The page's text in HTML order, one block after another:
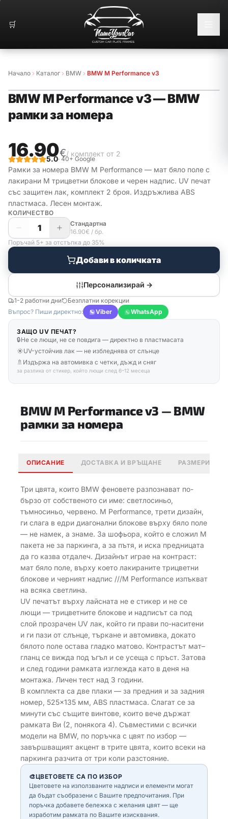
🛒
Начало Каталог BMW BMW M Performance v3
BMW M Performance v3—BMW
рамки за номера
16.90€/ комплект от 2
5.0· 40+ Google
Рамки за номера BMW M Performance — мат бяло поле с
лакирани М трицветни блокове и черен надпис. UV печат
със защитен лак, комплект 2 броя. Издръжлива ABS
пластмаса. Лесен монтаж.
КОЛИЧЕСТВО
1
Стандартна
16.90€ / бр.
Поръчай 5+ за отстъпка до 35%
Добави в количката
Персонализирай →
1-2 работни дни
Безплатни корекции
Въпрос? Пиши директно:
Viber WhatsApp
ЗАЩО UV ПЕЧАТ?
🔒Не се лющи, не се повдига — директно в пластмасата
☀️UV-устойчив лак — не избледнява от слънце
🚿 Издържа на автомивка с четки, дъжд и сняг
за разлика от стикер, който лющи след 6–12 месеца
BMW M Performance v3 — BMW
рамки за номера
ОПИСАНИЕ ДОСТАВКА И ВРЪЩАНЕ РАЗМЕРИ
Три цвята, които BMW феновете разпознават по-
бързо от собственото си име: светлосиньо,
тъмносиньо, червено. M Performance, трети дизайн,
ги слага в едри диагонални блокове върху бяло поле
— не намек, а знаме. За шофьора, който е сложил M
пакета не за паркинга, а за пътя, и иска предницата
да го казва отдалеч. Дизайнът играе на контраст:
мат бяло поле, върху което лакираните трицветни
блокове и черният надпис ///M Performance изпъкват
на всяка светлина.
UV печатът върху лайсната не е стикер и не се
лющи — трицветните блокове и надписът са под
слой прозрачен UV лак, който ги прави по-наситени
и ги пази от слънце, търкане и автомивка, докато
бялото поле остава гладко матово. Контрастът мат–
гланц се вижда под ъгъл и се усеща с пръст. Затова
и след години рамката изглежда като в деня на
монтажа. Личен тест над 3 години.
В комплекта са две плаки — за предния и за задния
номер, 525×135 мм, ABS пластмаса. Слагат се за
минути със същите винтове, които вече държат
рамката Ви (2, понякога 4). Съвместими с всички
модели на BMW, по поръчка с цвят по избор —
завършващият акцент в трите цвята, които всеки на
паркинга разчита от три коли разстояние.
🎨ЦВЕТОВЕТЕ СА ПО ИЗБОР
Цветовете на използваните надписи и елементи могат
да бъдат съобразени с Вашите предпочитания. При
поръчка добавете бележка с желания цвят — ще
изработим рамката по Вашите изисквания.